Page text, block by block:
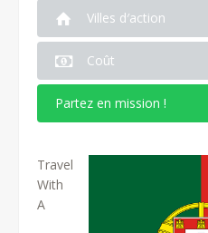
Villes d′action
Coût
Partez en mission !
Travel
With
A